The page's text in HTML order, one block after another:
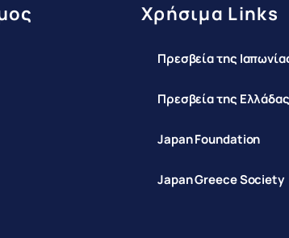
Χρήσιμα Links
Πρεσβεία της
Πρεσβεία της
Japan Foundation
Japan Greece Society